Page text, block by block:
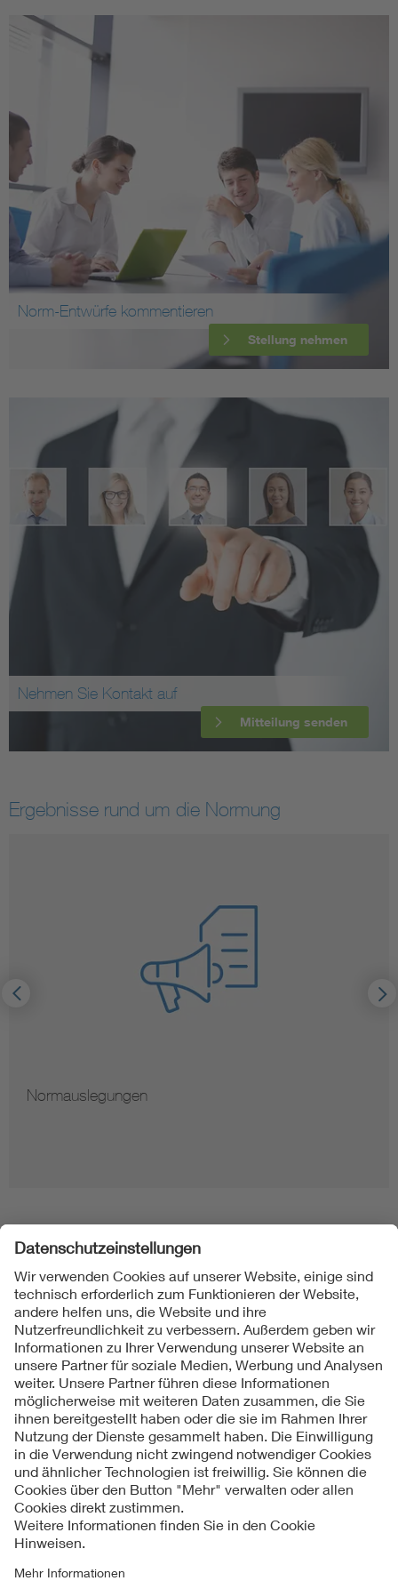
Norm-Entwürfe kommentieren
Stellung nehmen
Nehmen Sie Kontakt auf
Mitteilung senden
Ergebnisse rund um die Normung
Hinweise zur Vervielfältigung von Normen
Folgen Sie uns
Kontakt
Impressum
Datenschutzinformationen
Cookie Hinweise
Compliance